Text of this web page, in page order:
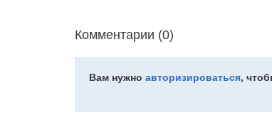
Комментарии (0)
Вам нужно авторизироваться,